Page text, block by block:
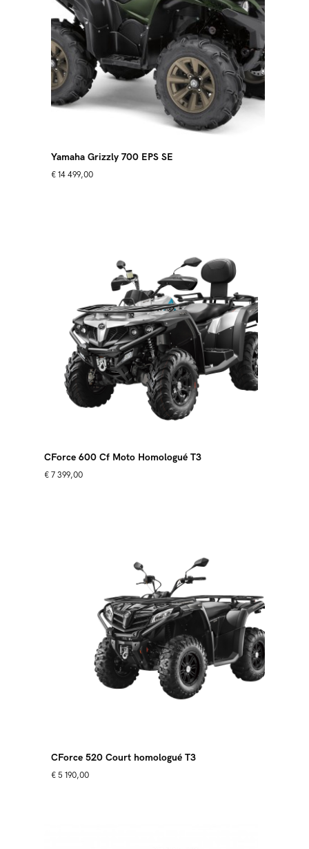
Yamaha Grizzly 700 EPS SE
€ 14 499,00
CForce 600 Cf Moto Homologué T3
€ 7 399,00
CForce 520 Court homologué T3
€ 5 190,00